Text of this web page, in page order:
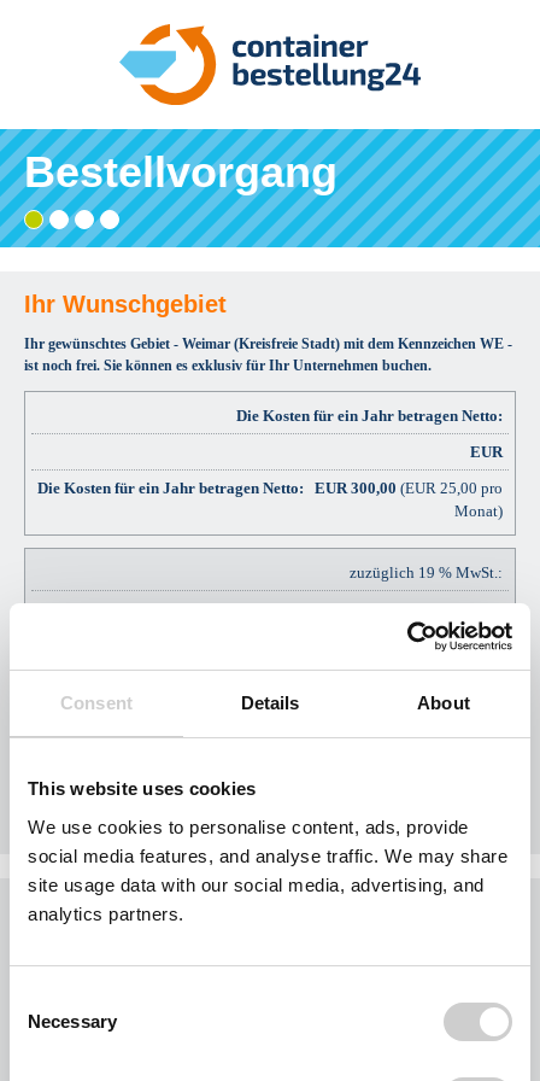
Consent Details About
This website uses cookies
We use cookies to personalise content, ads, provide
social media features, and analyse traffic. We may share
site usage data with our social media, advertising, and
analytics partners.
Selection
Necessary
Bestellvorgang
Gebiet
wählen
Adresse
eingeben
Angaben
prüfen
bestellen
Ihre
Bestätigung
Ihr Wunschgebiet
Ihr gewünschtes Gebiet - Weimar (Kreisfreie Stadt) mit dem Kennzeichen WE -
ist noch frei. Sie können es exklusiv für Ihr Unternehmen buchen.
Die Kosten für ein Jahr betragen Netto:
EUR
EUR300,00 (EUR 25,00 pro
Monat)
zuzüglich 19 % MwSt.:
EUR
EUR57,00
Gesamtpreis Brutto:
EUR
Was möchten Sie jetzt tun?
Jedes Gebiet wird nur einmal vergeben.